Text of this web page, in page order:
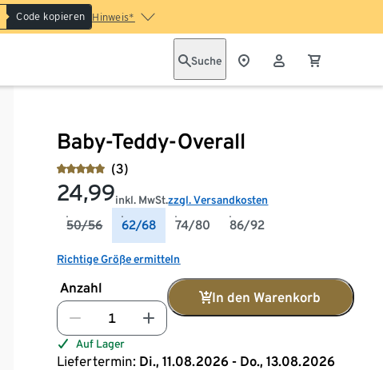
Code kopieren Hinweis*
Suche
Baby-Teddy-Overall
(3)
24,99inkl. MwSt.zzgl. Versandkosten
50/56 62/68 74/80 86/92
Richtige Größe ermitteln
Anzahl
In den Warenkorb
Auf Lager
Liefertermin: Di., 11.08.2026 - Do., 13.08.2026